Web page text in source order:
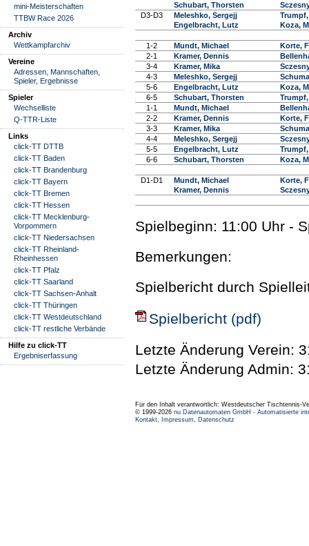
mini-Meisterschaften
TTBW Race 2026
Archiv
Wettkampfarchiv
Vereine
Adressen, Mannschaften,
Spieler, Ergebnisse
Spieler
Wechselliste
Q-TTR-Liste
Links
click-TT DTTB
click-TT Baden
click-TT Brandenburg
click-TT Bayern
click-TT Bremen
click-TT Hessen
click-TT Mecklenburg-
Vorpommern
click-TT Niedersachsen
click-TT Rheinland-
Rheinhessen
click-TT Pfalz
click-TT Saarland
click-TT Sachsen-Anhalt
click-TT Thüringen
click-TT Westdeutschland
click-TT restliche Verbände
Hilfe zu click-TT
Ergebniserfassung
Schubart, Thorsten
D3-D3
Meleshko, Sergejj
Engelbracht, Lutz
Koza,
1-2 Mundt, Michael
Korte,
2-1
Kramer, Dennis
3-4
Kramer, Mika
4-3
Meleshko, Sergejj
5-6
Engelbracht, Lutz
Koza,
6-5
Schubart, Thorsten
1-1
Mundt, Michael
2-2
Kramer, Dennis
Korte,
3-3
Kramer, Mika
4-4
Meleshko, Sergejj
5-5
Engelbracht, Lutz
6-6
Schubart, Thorsten Koza,
D1-D1
Mundt, Michael
Kramer, Dennis
Korte,
Spielbeginn: 11:00 Uhr -
Bemerkungen:
Spielbericht durch
Spielbericht (pdf)
Letzte Änderung Verein:
Letzte Änderung Admin:
Für den Inhalt verantwortlich: Westdeutscher Tischtennis-
© 1999-2026 nu Datenautomaten GmbH - Automatisierte
Kontakt, Impressum, Datenschutz